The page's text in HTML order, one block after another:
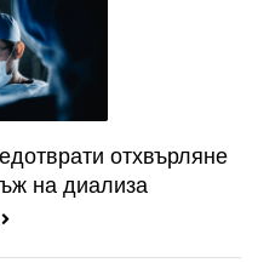
отхвърляне
на диализа